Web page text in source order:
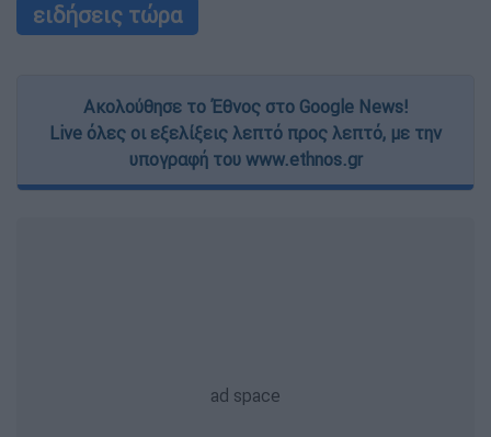
ειδήσεις τώρα
Ακολούθησε το Έθνος στο Google News!
Live όλες οι εξελίξεις λεπτό προς λεπτό, με την
υπογραφή του www.ethnos.gr